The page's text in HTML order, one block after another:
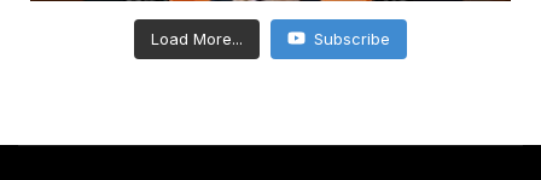
Load More... Subscribe